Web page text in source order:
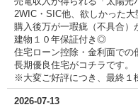
2WIC・SIC他、欲しかった大
購入後万が一瑕疵（不具合）
建物１０年保証付き◎
住宅ローン控除・金利面で
長期優良住宅がコチラです。
※大変ご好評につき、最終１
2026-07-13